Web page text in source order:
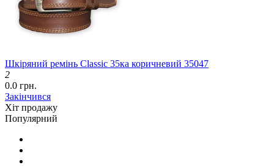
Шкіряний ремінь Classic 35ка коричневий 35047
2
0.0 грн.
Закінчився
Хіт продажу
Популярний